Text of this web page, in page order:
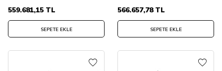
559.681,15 TL
SEPETE EKLE
566.657,78TL
SEPETE EKLE